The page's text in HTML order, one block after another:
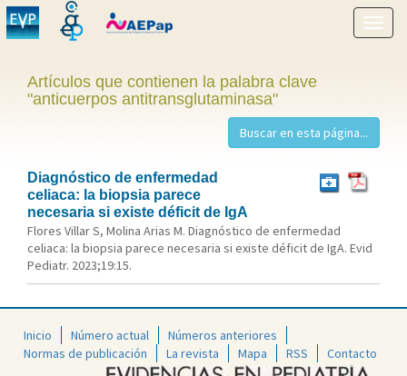
menú
Artículos que contienen la palabra clave
"anticuerpos antitransglutaminasa"
Diagnóstico de enfermedad
celiaca: la biopsia parece
necesaria si existe déficit de IgA
Flores Villar S, Molina Arias M. Diagnóstico de enfermedad
celiaca: la biopsia parece necesaria si existe déficit de IgA. Evid
Pediatr. 2023;19:15.
Inicio Número actual
Números anteriores
Normas de publicación
La revista Mapa RSS Contacto